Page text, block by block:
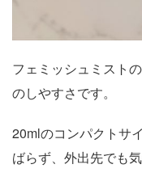
フェミッシュミスト
のしやすさです。
20mlのコンパクトサ
ばらず、外出先でも